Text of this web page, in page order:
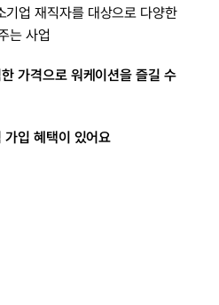
기업 재직자를 대상으로 다양한
는 사업
가격으로 워케이션을 즐길 수
입 혜택이 있어요